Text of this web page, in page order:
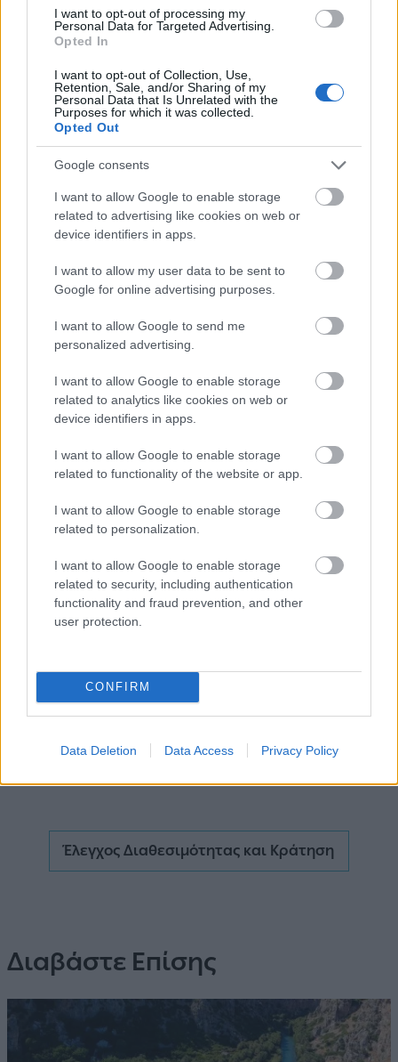
I want to opt-out of processing my
Personal Data for Targeted Advertising.
Opted In
I want to opt-out of Collection, Use,
Retention, Sale, and/or Sharing of my
Personal Data that Is Unrelated with the
Purposes for which it was collected.
Opted Out
Google consents
I want to allow Google to enable storage
related to advertising like cookies on web or
device identifiers in apps.
I want to allow my user data to be sent to
Google for online advertising purposes.
I want to allow Google to send me
personalized advertising.
I want to allow Google to enable storage
related to analytics like cookies on web or
device identifiers in apps.
I want to allow Google to enable storage
related to functionality of the website or app.
I want to allow Google to enable storage
related to personalization.
I want to allow Google to enable storage
related to security, including authentication
functionality and fraud prevention, and other
user protection.
CONFIRM
Data Deletion Data Access Privacy Policy
Ιδιωτική παραλία
Wi-Fi
Ζωντανή μουσική
All – inclusive
Πάρκινγκ
Κλιματισμός
Τηλέφωνο
Ψυγείο
Σεσουάρ
Πρωινό
Έλεγχος Διαθεσιμότητας και Κράτηση
Διαβάστε Επίσης